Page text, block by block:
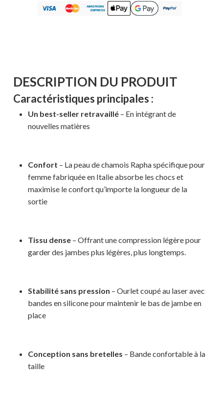
DESCRIPTION DU PRODUIT
Caractéristiques principales :
Un best-seller retravaillé– En intégrant de
nouvelles matières
Confort – La peau de chamois Rapha spécifique pour
femme fabriquée en Italie absorbe les chocs et
maximise le confort qu’importe la longueur de la
sortie
Tissu dense– Offrant une compression légère pour
garder des jambes plus légères, plus longtemps.
Stabilité sans pression – Ourlet coupé au laser avec
bandes en silicone pour maintenir le bas de jambe en
place
Conception sans bretelles – Bande confortable à la
taille